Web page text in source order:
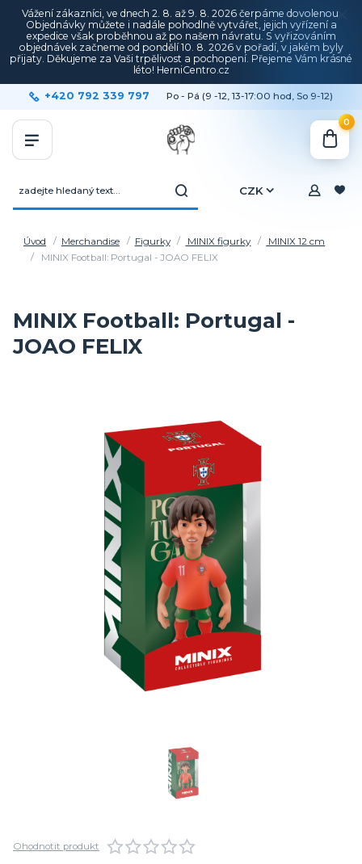
Vážení zákazníci, ve dnech 2. 8. až 9. 8. 2026 čerpáme dovolenou.
Objednávky můžete i nadále pohodlně vytvářet, jejich vyřízení a
expedice však proběhnou až po našem návratu. S vyřizováním
objednávek začneme od pondělí 10. 8. 2026 v pořadí, v jakém byly
přijaty. Děkujeme za Vaši trpělivost a pochopení. Přejeme Vám krásné
léto! HerniCentro.cz
CZK
+420 792 339 797 Po - Pá (9 -12, 13-17:00 hod, So 9-12)
0
Úvod Merchandise Figurky MINIX figurky
MINIX 12 cm
MINIX Football: Portugal - JOAO FELIX
MINIX Football: Portugal -
JOAO FELIX
Ohodnotit produkt